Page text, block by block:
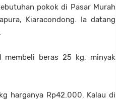
pokok di Pasar Murah
Kiaracondong. Ia datang
membeli beras 25 kg, minyak
harganya Rp42.000. Kalau di